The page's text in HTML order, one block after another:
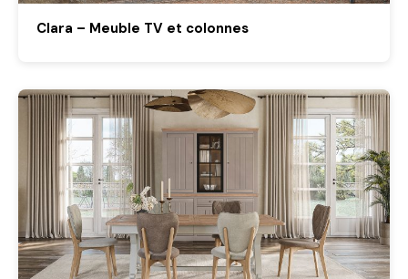
Clara – Meuble TV et colonnes